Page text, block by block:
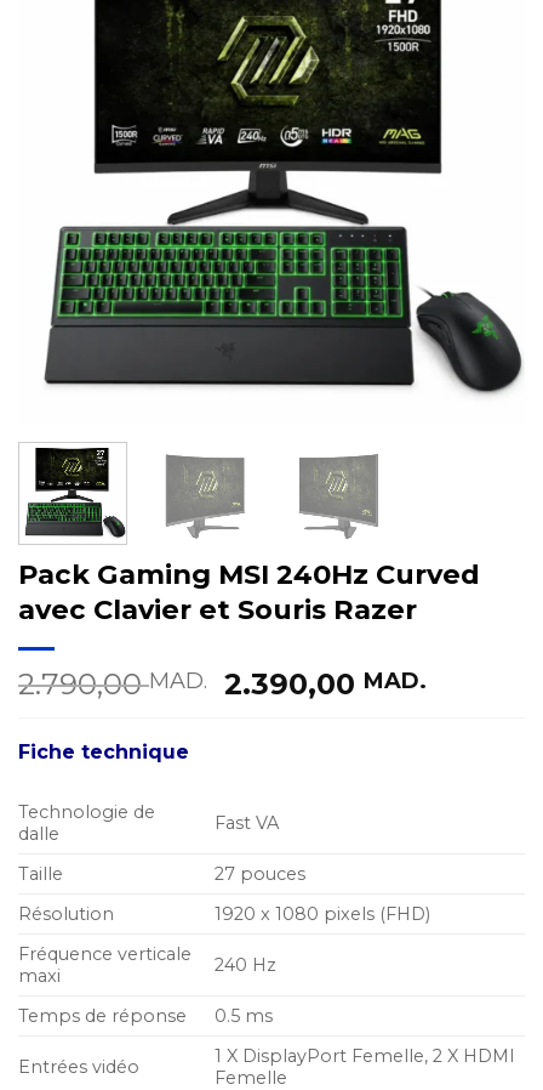
Pack Gaming MSI 240Hz Curved
avec Clavier et Souris Razer
2.790,00MAD.
Le
2.390,00 MAD.
Fiche technique
Technologie de
dalle
Fast VA
Taille
27 pouces
Résolution
1920 x 1080 pixels (FHD)
Fréquence verticale
maxi
240 Hz
Temps de réponse 0.5 ms
Entrées vidéo
1 X DisplayPort Femelle, 2 X HDMI
Femelle